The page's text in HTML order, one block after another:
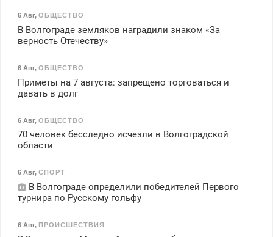
6 Авг, ОБЩЕСТВО
В Волгограде земляков наградили знаком «За
верность Отечеству»
6 Авг, ОБЩЕСТВО
Приметы на 7 августа: запрещено торговаться и
давать в долг
6 Авг, ОБЩЕСТВО
70 человек бесследно исчезли в Волгоградской
области
6 Авг, СПОРТ
В Волгограде определили победителей Первого
турнира по Русскому гольфу
6 Авг, ПРОИСШЕСТВИЯ